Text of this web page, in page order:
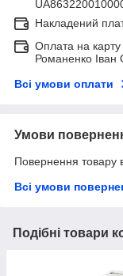
Накладений
Оплата на
Романенко Іван
Всі умови оплати
Умови
Повернення товару
Всі умови
Подібні товари